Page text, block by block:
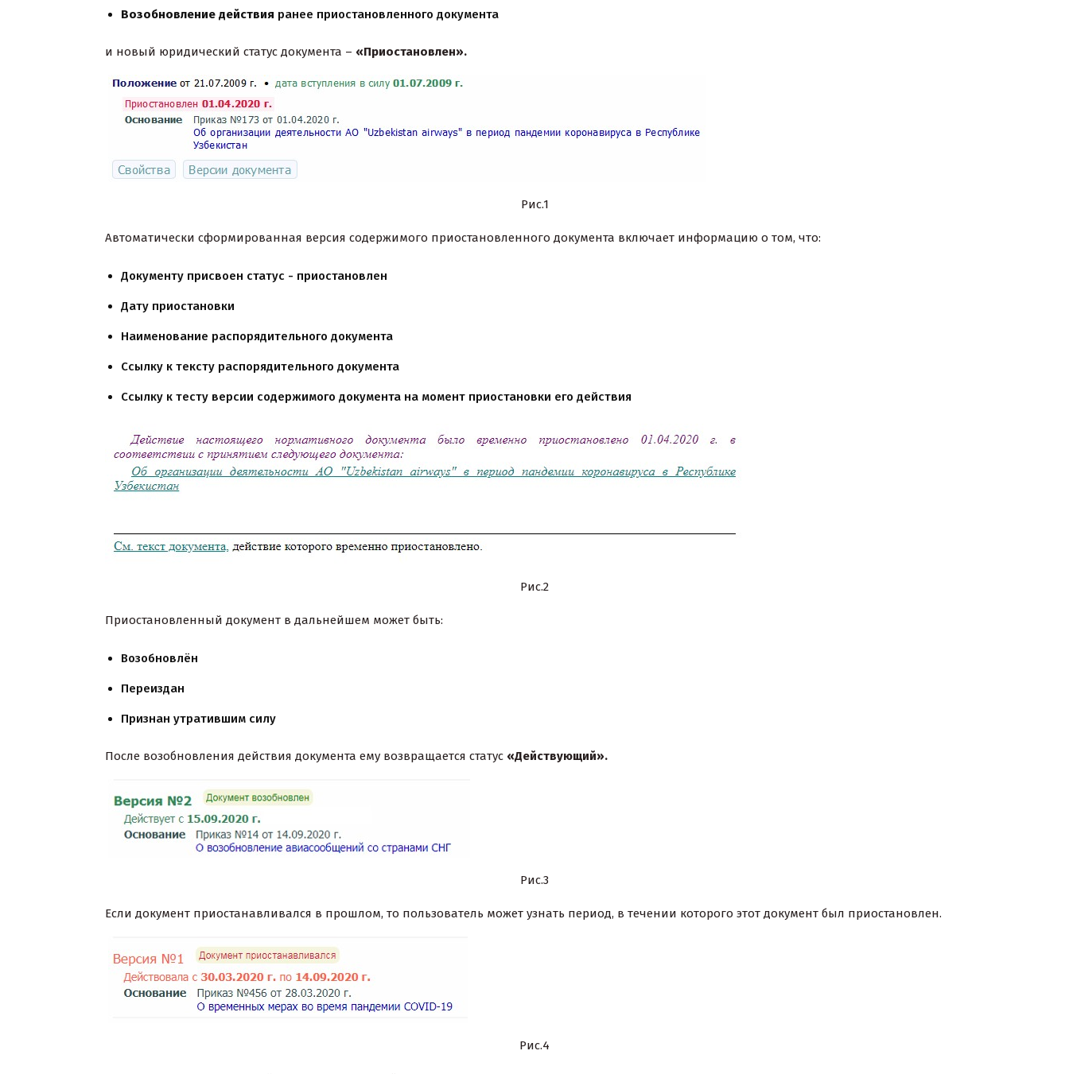
Возобновление действия ранее приостановленного документа
и новый юридический статус документа – «Приостановлен».
Рис.1
Автоматически сформированная версия содержимого приостановленного документа включает информацию о том, что:
Документу присвоен статус - приостановлен
Дату приостановки
Наименование распорядительного документа
Ссылку к тексту распорядительного документа
Ссылку к тесту версии содержимого документа на момент приостановки его действия
Рис.2
Приостановленный документ в дальнейшем может быть:
Возобновлён
Переиздан
Признан утратившим силу
После возобновления действия документа ему возвращается статус «Действующий».
Рис.3
Если документ приостанавливался в прошлом, то пользователь может узнать период, в течении которого этот документ был приостановлен.
Рис.4